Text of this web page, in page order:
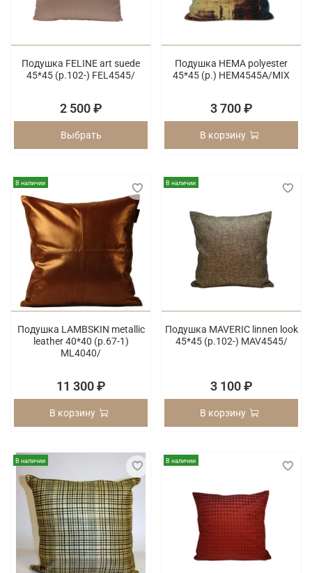
Подушка FELINE art suede
45*45 (p.102-) FEL4545/
2 500 ₽
Выбрать
Подушка HEMA polyester
45*45 (p.) HEM4545A/MIX
3 700 ₽
В корзину
В наличии
Подушка LAMBSKIN metallic
leather 40*40 (p.67-1)
ML4040/
11 300 ₽
В корзину
В наличии
Подушка MAVERIC linnen look
45*45 (p.102-) MAV4545/
3 100 ₽
В корзину
В наличии В наличии